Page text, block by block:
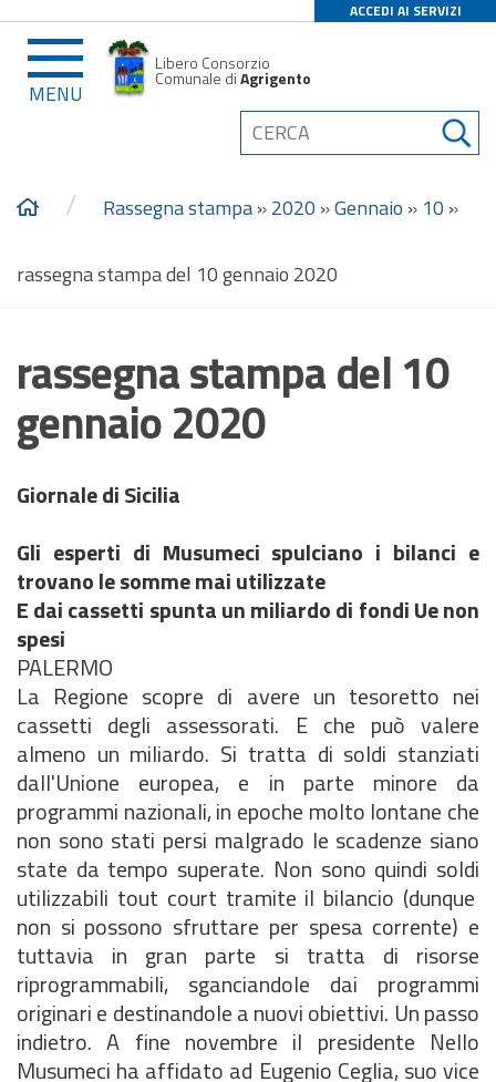
ACCEDI AI SERVIZI
MENU
Libero Consorzio
Comunale diAgrigento
/ Rassegna stampa»2020 »Gennaio » 10 »
rassegna stampa del 10 gennaio 2020
rassegna stampa del 10
gennaio 2020
Giornale di Sicilia
Gli esperti di Musumeci spulciano i bilanci e
trovano le somme mai utilizzate
E dai cassetti spunta un miliardo di fondi Ue non
spesi
PALERMO
La Regione scopre di avere un tesoretto nei
cassetti degli assessorati. E che può valere
almeno un miliardo. Si tratta di soldi stanziati
dall'Unione europea, e in parte minore da
programmi nazionali, in epoche molto lontane che
non sono stati persi malgrado le scadenze siano
state da tempo superate. Non sono quindi soldi
utilizzabili tout court tramite il bilancio (dunque
non si possono sfruttare per spesa corrente) e
tuttavia in gran parte si tratta di risorse
riprogrammabili, sganciandole dai programmi
originari e destinandole a nuovi obiettivi. Un passo
indietro. A fine novembre il presidente Nello
Musumeci ha affidato ad Eugenio Ceglia, suo vice